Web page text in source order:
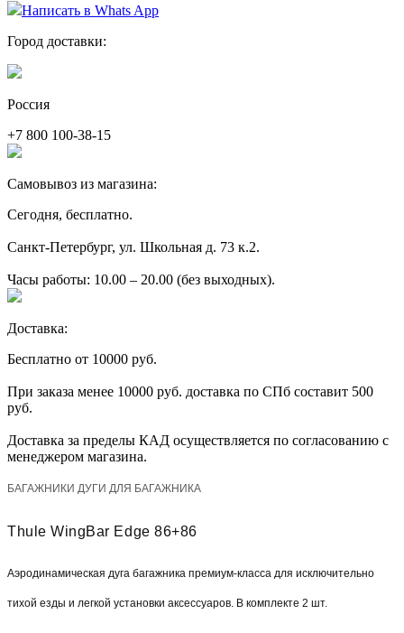
Написать в Whats App
Город доставки:
Россия
+7 800 100-38-15
Самовывоз из магазина:
Сегодня, бесплатно.
Санкт-Петербург, ул. Школьная д. 73 к.2.
Часы работы: 10.00 – 20.00 (без выходных).
Доставка:
Бесплатно от 10000 руб.
При заказа менее 10000 руб. доставка по СПб составит 500
руб.
Доставка за пределы КАД осуществляется по согласованию с
менеджером магазина.
БАГАЖНИКИ ДУГИ ДЛЯ БАГАЖНИКА
Thule WingBar Edge 86+86
Аэродинамическая дуга багажника премиум-класса для исключительно
тихой езды и легкой установки аксессуаров. В комплекте 2 шт.